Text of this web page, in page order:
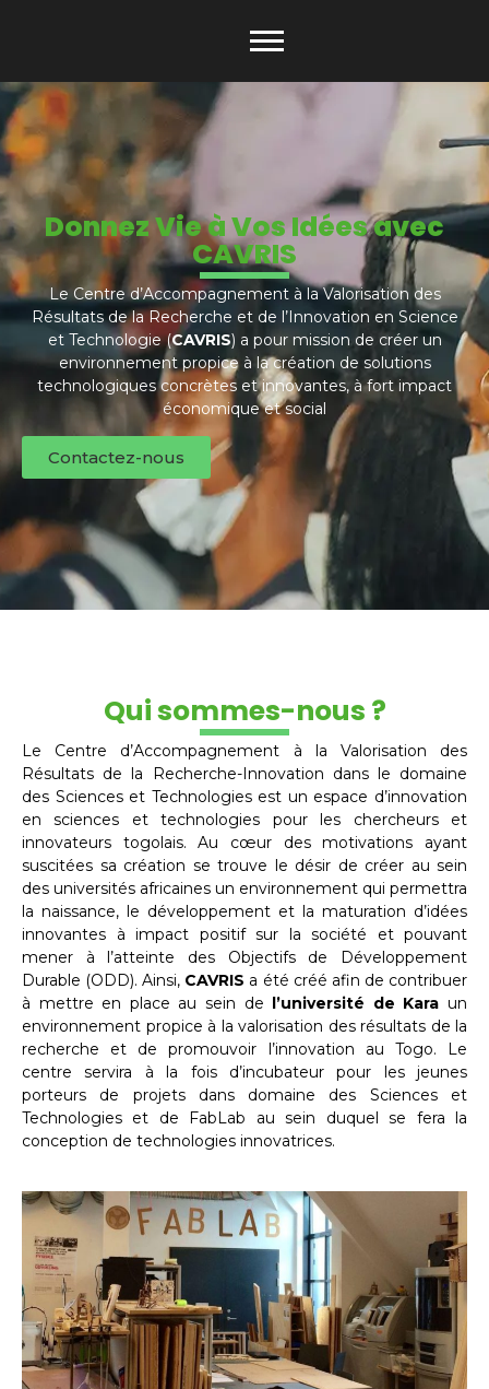
Donnez Vie à Vos Idées avec
CAVRIS
Le Centre d’Accompagnement à la Valorisation des
Résultats de la Recherche et de l’Innovation en Science
et Technologie (CAVRIS) a pour mission de créer un
environnement propice à la création de solutions
technologiques concrètes et innovantes, à fort impact
économique et social
Contactez-nous
Qui sommes-nous ?
Le Centre d’Accompagnement à la Valorisation des
Résultats de la Recherche-Innovation dans le domaine
des Sciences et Technologies est un espace d’innovation
en sciences et technologies pour les chercheurs et
innovateurs togolais. Au cœur des motivations ayant
suscitées sa création se trouve le désir de créer au sein
des universités africaines un environnement qui permettra
la naissance, le développement et la maturation d’idées
innovantes à impact positif sur la société et pouvant
mener à l’atteinte des Objectifs de Développement
Durable (ODD). Ainsi, CAVRIS a été créé afin de contribuer
à mettre en place au sein de
l’université de Kara un
environnement propice à la valorisation des résultats de la
recherche et de promouvoir l’innovation au Togo. Le
centre servira à la fois d’incubateur pour les jeunes
porteurs de projets dans domaine des Sciences et
Technologies et de FabLab au sein duquel se fera la
conception de technologies innovatrices.